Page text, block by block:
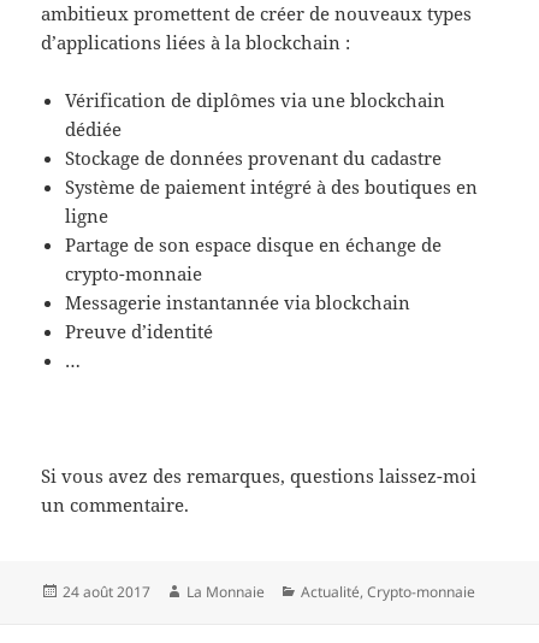
ambitieux promettent de créer de nouveaux types
d’applications liées à la blockchain :
Vérification de diplômes via une blockchain
dédiée
Stockage de données provenant du cadastre
Système de paiement intégré à des boutiques en
ligne
Partage de son espace disque en échange de
crypto-monnaie
Messagerie instantannée via blockchain
Preuve d’identité
…
Si vous avez des remarques, questions laissez-moi
un commentaire.
Publié
24 août 2017 Auteur
La Monnaie Catégories
Actualité,Crypto-monnaie